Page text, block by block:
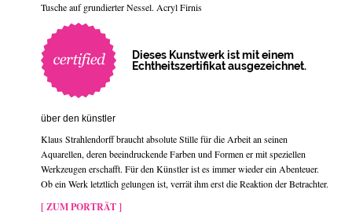
Tusche auf grundierter Nessel. Acryl Firnis
Dieses Kunstwerk ist mit einem
Echtheitszertifikat ausgezeichnet.
über den künstler
Klaus Strahlendorff braucht absolute Stille für die Arbeit an seinen
Aquarellen, deren beeindruckende Farben und Formen er mit speziellen
Werkzeugen erschafft. Für den Künstler ist es immer wieder ein Abenteuer.
Ob ein Werk letztlich gelungen ist, verrät ihm erst die Reaktion der Betrachter.
[ ZUM PORTRÄT ]